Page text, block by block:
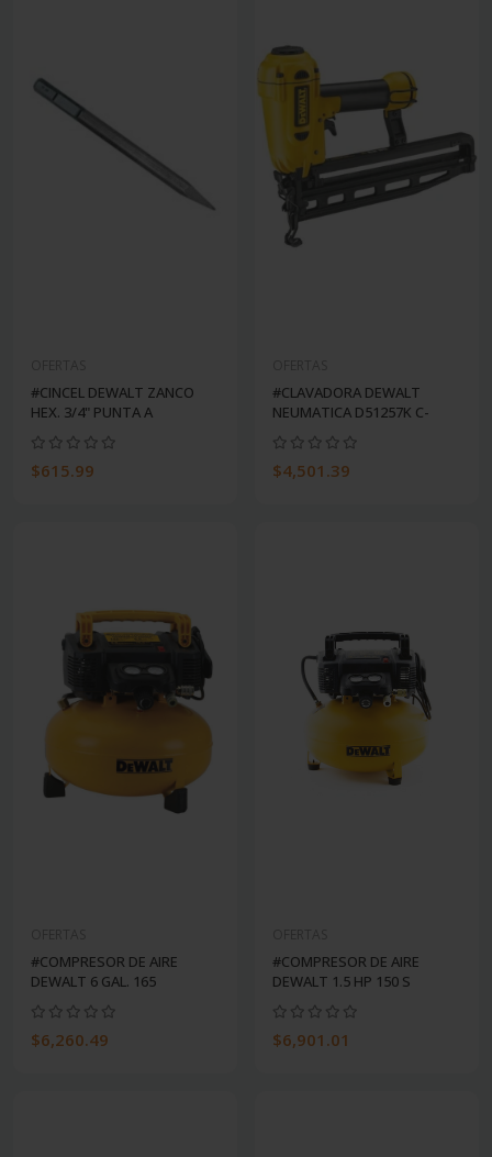
#CINCEL DEWALT ZANCO
HEX. 3/4" PUNTA A
$615.99
#CLAVADORA DEWALT
NEUMATICA D51257K C-
$4,501.39
#COMPRESOR DE AIRE
DEWALT 6 GAL. 165
$6,260.49
#COMPRESOR DE AIRE
DEWALT 1.5 HP 150 S
$6,901.01